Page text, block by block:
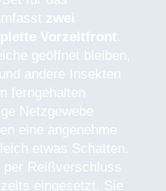
zwei
Vorzeltfront.
geöffnet bleiben,
andere Insekten
ferngehalten
Netzgewebe
eine angenehme
etwas Schatten.
per Reißverschluss
eingesetzt. Sie